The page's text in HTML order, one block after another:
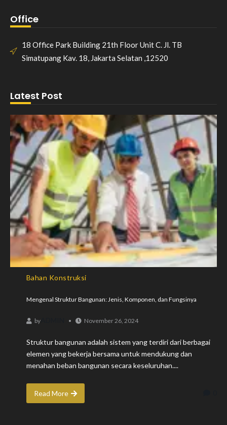
Office
18 Office Park Building 21th Floor Unit C. Jl. TB
Simatupang Kav. 18, Jakarta Selatan ,12520
Latest Post
Bahan Konstruksi
Mengenal Struktur Bangunan: Jenis, Komponen, dan Fungsinya
by November 26, 2024
Struktur bangunan adalah sistem yang terdiri dari berbagai
elemen yang bekerja bersama untuk mendukung dan
menahan beban bangunan secara keseluruhan....
Read More